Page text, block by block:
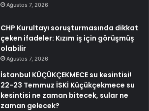
Ağustos 7, 2026
CHP Kurultayı soruşturmasında dikkat
çeken ifadeler: Kızım iş için görüşmüş
olabilir
Ağustos 7, 2026
İstanbul KÜÇÜKÇEKMECE su kesintisi!
22-23 Temmuz İSKİ Küçükçekmece su
kesintisi ne zaman bitecek, sular ne
zaman gelecek?